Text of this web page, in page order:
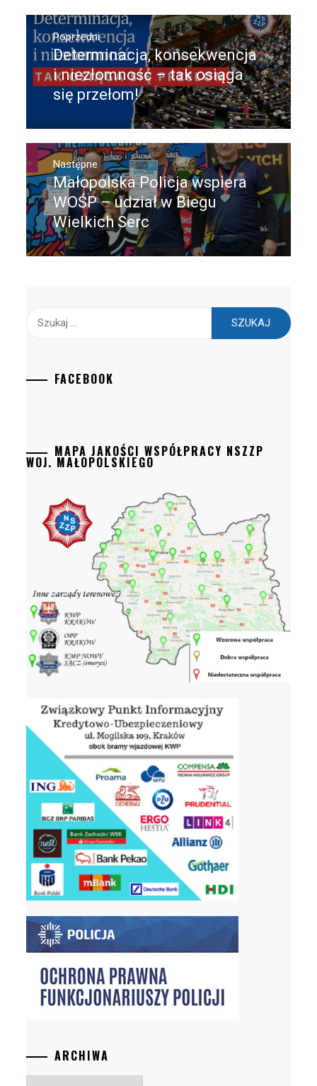
Nawigacja
wpisuPoprzedni
Poprzedni
wpis:
Determinacja, konsekwencja
i niezłomność – tak osiąga
się przełom!
Następne
Następny
post:
Małopolska Policja wspiera
WOŚP – udział w Biegu
Wielkich Serc
FACEBOOK
MAPA JAKOŚCI WSPÓŁPRACY NSZZP
WOJ. MAŁOPOLSKIEGO
ARCHIWA